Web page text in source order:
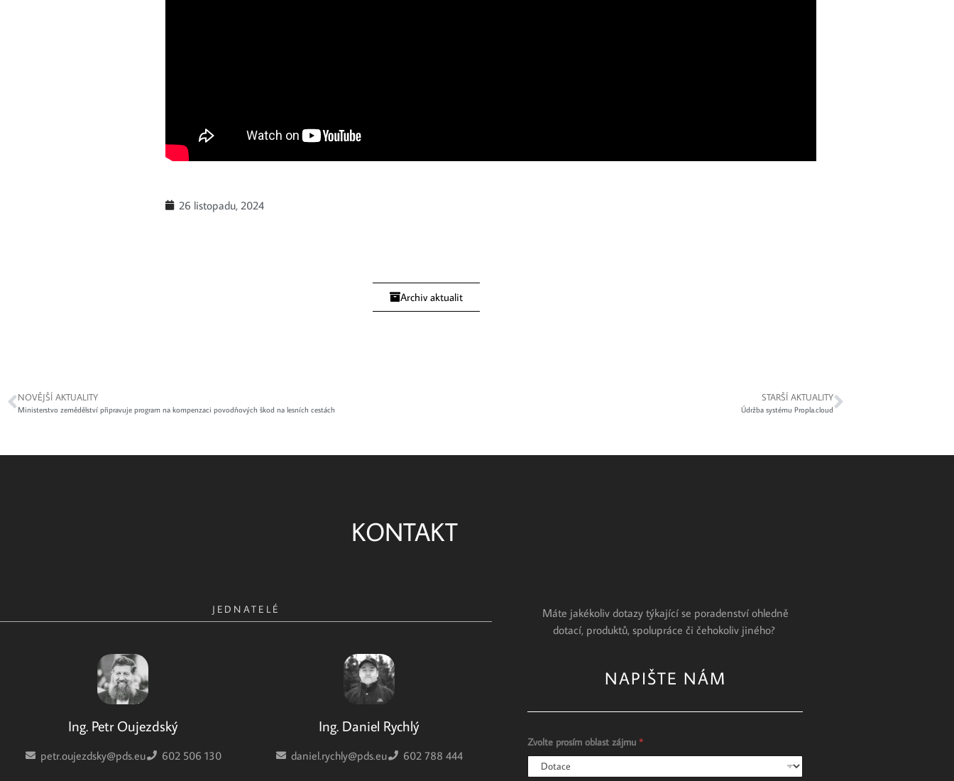
26 listopadu, 2024
Archiv aktualit
NOVĚJŠÍ AKTUALITY
Ministerstvo zemědělství připravuje program na kompenzaci povodňových škod na lesních cestách
STARŠÍ AKTUALITY
Údržba systému Propla.cloud
KONTAKT
JEDNATELÉ
Ing. Petr Oujezdský
petr.oujezdsky@pds.eu 602 506 130
Ing. Daniel Rychlý
daniel.rychly@pds.eu 602 788 444
Máte jakékoliv dotazy týkající se poradenství ohledně
dotací, produktů, spolupráce či čehokoliv jiného?
NAPIŠTE NÁM
Zvolte prosím oblast zájmu *